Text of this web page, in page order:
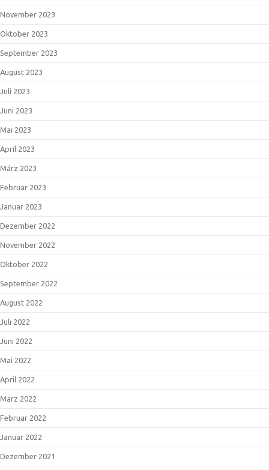
November 2023
Oktober 2023
September 2023
August 2023
Juli 2023
Juni 2023
Mai 2023
April 2023
März 2023
Februar 2023
Januar 2023
Dezember 2022
November 2022
Oktober 2022
September 2022
August 2022
Juli 2022
Juni 2022
Mai 2022
April 2022
März 2022
Februar 2022
Januar 2022
Dezember 2021